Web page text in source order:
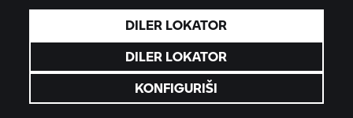
DILER LOKATOR
DILER LOKATOR
KONFIGURIŠI